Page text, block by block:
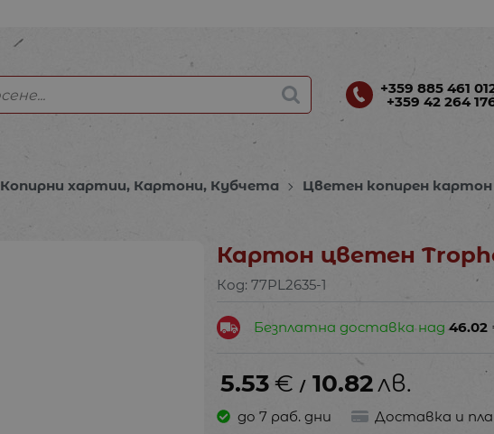
+359 885 461
+359 42 264
Копирни хартии, Картони, Кубчета
Цветен копирен картон
Картон цветен
Код: 77PL2635-1
Безплатна доставка над46.02
5.53€ / 10.82лв.
до 7 раб. дни Доставка и